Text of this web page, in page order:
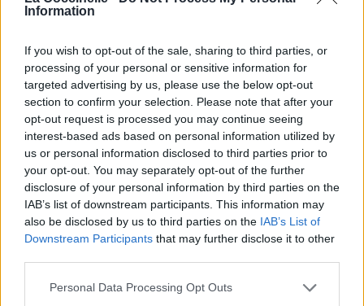
Information
If you wish to opt-out of the sale, sharing to third parties, or
processing of your personal or sensitive information for
targeted advertising by us, please use the below opt-out
section to confirm your selection. Please note that after your
opt-out request is processed you may continue seeing
interest-based ads based on personal information utilized by
us or personal information disclosed to third parties prior to
your opt-out. You may separately opt-out of the further
disclosure of your personal information by third parties on the
IAB’s list of downstream participants. This information may
also be disclosed by us to third parties on the IAB’s List of
Downstream Participants that may further disclose it to other
Personal Data Processing Opt Outs
Paroles + Traduction Téléchargement
Vidéos
Commentaires
Dire «merci» pour cette traduction Corriger une erreur